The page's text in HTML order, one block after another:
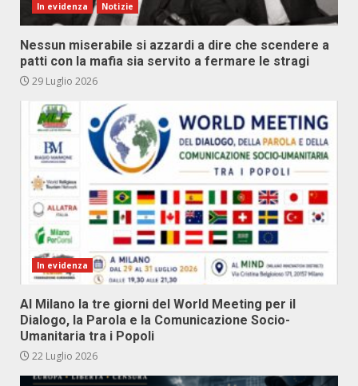
In evidenza Notizie
Nessun miserabile si azzardi a dire che scendere a
patti con la mafia sia servito a fermare le stragi
29 Luglio 2026
In evidenza
Al Milano la tre giorni del World Meeting per il
Dialogo, la Parola e la Comunicazione Socio-
Umanitaria tra i Popoli
22 Luglio 2026